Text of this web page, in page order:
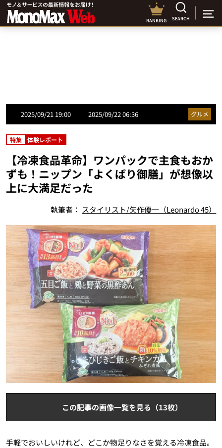
RANKING SEARCH
2025/09/21 19:00 2025/09/22 06:36 グルメ
特集 体験レポート
【冷凍食品革命】ワンパックで主食もおか
ずも！ニップン「よくばり御膳」が想像以
上に大満足だった
執筆者： スタイリスト/矢作優一（Leonardo 45）
この記事の画像一覧を見る（13枚）
手軽でおいしいけれど、どこか物足りなさを覚える冷凍食品。